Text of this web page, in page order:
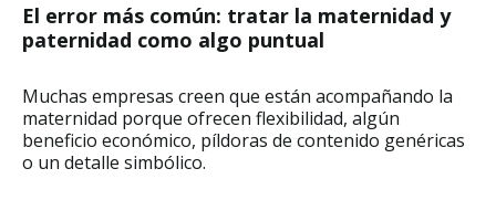
El error más común: tratar la maternidad y
paternidad como algo puntual
Muchas empresas creen que están acompañando la
maternidad porque ofrecen flexibilidad, algún
beneficio económico, píldoras de contenido genéricas
o un detalle simbólico.